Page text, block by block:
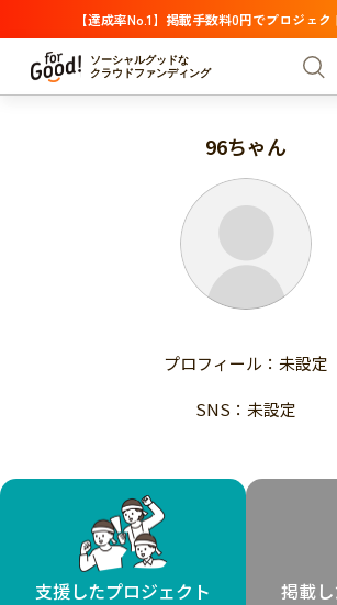
【達成率No.1】掲載手数料0円でプロジェク
ソーシャルグッドな
クラウドファンディング
プロジェクトからさがす 注目
支援
支援
終了日
国際協
子ども
フー
環境
人権
支援金額が多い
終了日が近い
カテゴリーからさがす
医療・福祉
子ども・教育
人権・マイノリティ
北海道 青森 岩手 宮城
福島
茨城 栃木 群馬
千葉
96ちゃん
プロフィール：未設定
SNS：未設定
支援したプロジェクト 掲載